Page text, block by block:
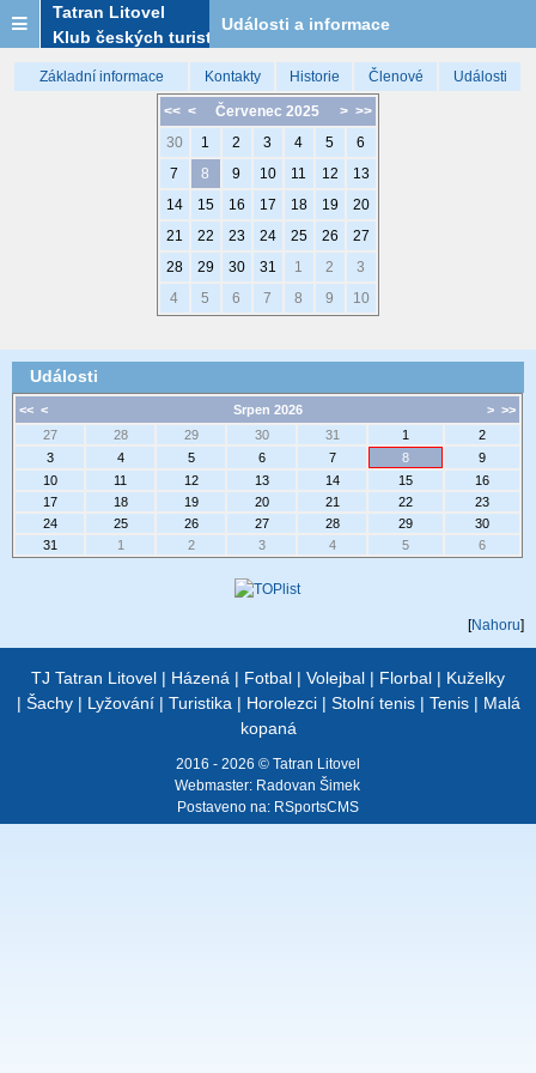
Tatran Litovel
Klub českých turistů
Události a informace
Základní informace Kontakty Historie Členové Události
<< < > >>
Červenec 2025
30
1 2 3 4 5
6
7
8 9 10 11 12
13
14
15 16 17 18 19
20
21
22 23 24 25 26
27
28
29 30 31 1 2
3
4
5 6 7 8 9 10
Události
<< < > >>
Srpen 2026
27
28 29 30 31 1
2
3
4 5 6 7 8
9
10
11 12 13 14 15
16
17
18 19 20 21 22
23
24
25 26 27 28 29
30
31
1 2 3 4 5 6
[Nahoru]
TJ Tatran Litovel | Házená | Fotbal | Volejbal | Florbal | Kuželky
| Šachy| Lyžování| Turistika | Horolezci| Stolní tenis| Tenis| Malá
kopaná
2016 - 2026 © Tatran Litovel
Webmaster: Radovan Šimek
Postaveno na: RSportsCMS